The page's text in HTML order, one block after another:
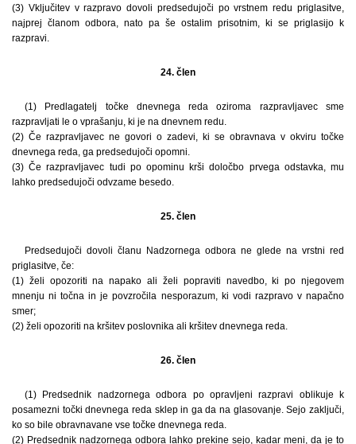
(3) Vključitev v razpravo dovoli predsedujoči po vrstnem redu priglasitve,
najprej članom odbora, nato pa še ostalim prisotnim, ki se priglasijo k
razpravi.
24. člen
(1) Predlagatelj točke dnevnega reda oziroma razpravljavec sme
razpravljati le o vprašanju, ki je na dnevnem redu.
(2) Če razpravljavec ne govori o zadevi, ki se obravnava v okviru točke
dnevnega reda, ga predsedujoči opomni.
(3) Če razpravljavec tudi po opominu krši določbo prvega odstavka, mu
lahko predsedujoči odvzame besedo.
25. člen
Predsedujoči dovoli članu Nadzornega odbora ne glede na vrstni red
priglasitve, če:
(1) želi opozoriti na napako ali želi popraviti navedbo, ki po njegovem
mnenju ni točna in je povzročila nesporazum, ki vodi razpravo v napačno
smer;
(2) želi opozoriti na kršitev poslovnika ali kršitev dnevnega reda.
26. člen
(1) Predsednik nadzornega odbora po opravljeni razpravi oblikuje k
posamezni točki dnevnega reda sklep in ga da na glasovanje. Sejo zaključi,
ko so bile obravnavane vse točke dnevnega reda.
(2) Predsednik nadzornega odbora lahko prekine sejo, kadar meni, da je to